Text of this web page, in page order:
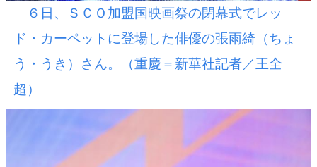
６日、ＳＣＯ加盟国映画祭の閉幕式でレッ
ド・カーペットに登場した俳優の張雨綺（ちょ
う・うき）さん。（重慶＝新華社記者／王全
超）